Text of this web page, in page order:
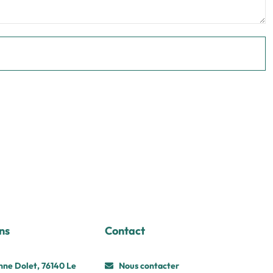
Dolet, 76140 Le
Contact
Nous contacter